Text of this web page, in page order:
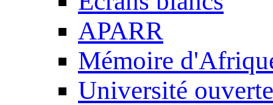
APARR
Mémoire
Université ouverte